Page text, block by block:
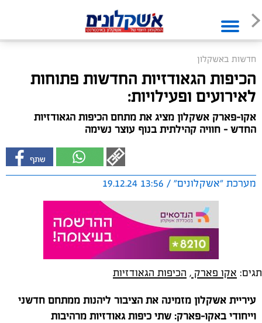
חדשות באשקלון
הכיפות הגאודזיות החדשות פתוחות
לאירועים ופעילויות:
אקו-פארק אשקלון מציג את מתחם הכיפות הגאודזיות
החדש – חוויה קהילתית בנוף עוצר נשימה
מערכת "אשקלונים" / 13:56 19.12.24
תגים: אקו פארק , הכיפות הגאודזיות
עיריית אשקלון מזמינה את הציבור ליהנות ממתחם חדשני
וייחודי באקו-פארק: שתי כיפות גאודזיות מרהיבות